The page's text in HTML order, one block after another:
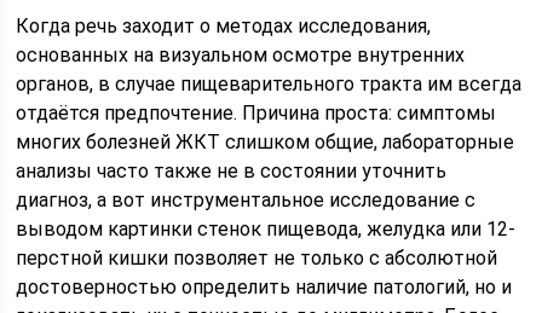
Когда речь заходит о методах исследования,
основанных на визуальном осмотре внутренних
органов, в случае пищеварительного тракта им всегда
отдаётся предпочтение. Причина проста: симптомы
многих болезней ЖКТ слишком общие, лабораторные
анализы часто также не в состоянии уточнить
диагноз, а вот инструментальное исследование с
выводом картинки стенок пищевода, желудка или 12-
перстной кишки позволяет не только с абсолютной
достоверностью определить наличие патологий, но и